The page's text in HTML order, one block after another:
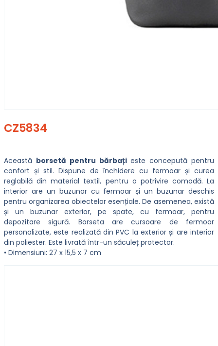
CZ5834
Această borsetă pentru bărbațieste concepută pentru
confort și stil. Dispune de închidere cu fermoar și curea
reglabilă din material textil, pentru o potrivire comodă. La
interior are un buzunar cu fermoar și un buzunar deschis
pentru organizarea obiectelor esențiale. De asemenea, există
și un buzunar exterior, pe spate, cu fermoar, pentru
depozitare sigură. Borseta are cursoare de fermoar
personalizate, este realizată din PVC la exterior și are interior
din poliester. Este livrată într-un săculeț protector.
• Dimensiuni: 27 x 15,5 x 7 cm